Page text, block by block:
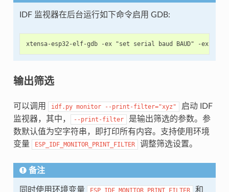
IDF 监视器在后台运行如下命令启用 GDB:
输出筛选
可以调用 idf.py monitor --print-filter="xyz"
启动 IDF
监视器，其中，
--print-filter
是输出筛选的参数。参
数默认值为空字符串，即打印所有内容。支持使用环境
变量
ESP_IDF_MONITOR_PRINT_FILTER 调整筛选设置。
备注
同时使用环境变量 ESP_IDF_MONITOR_PRINT_FILTER 和